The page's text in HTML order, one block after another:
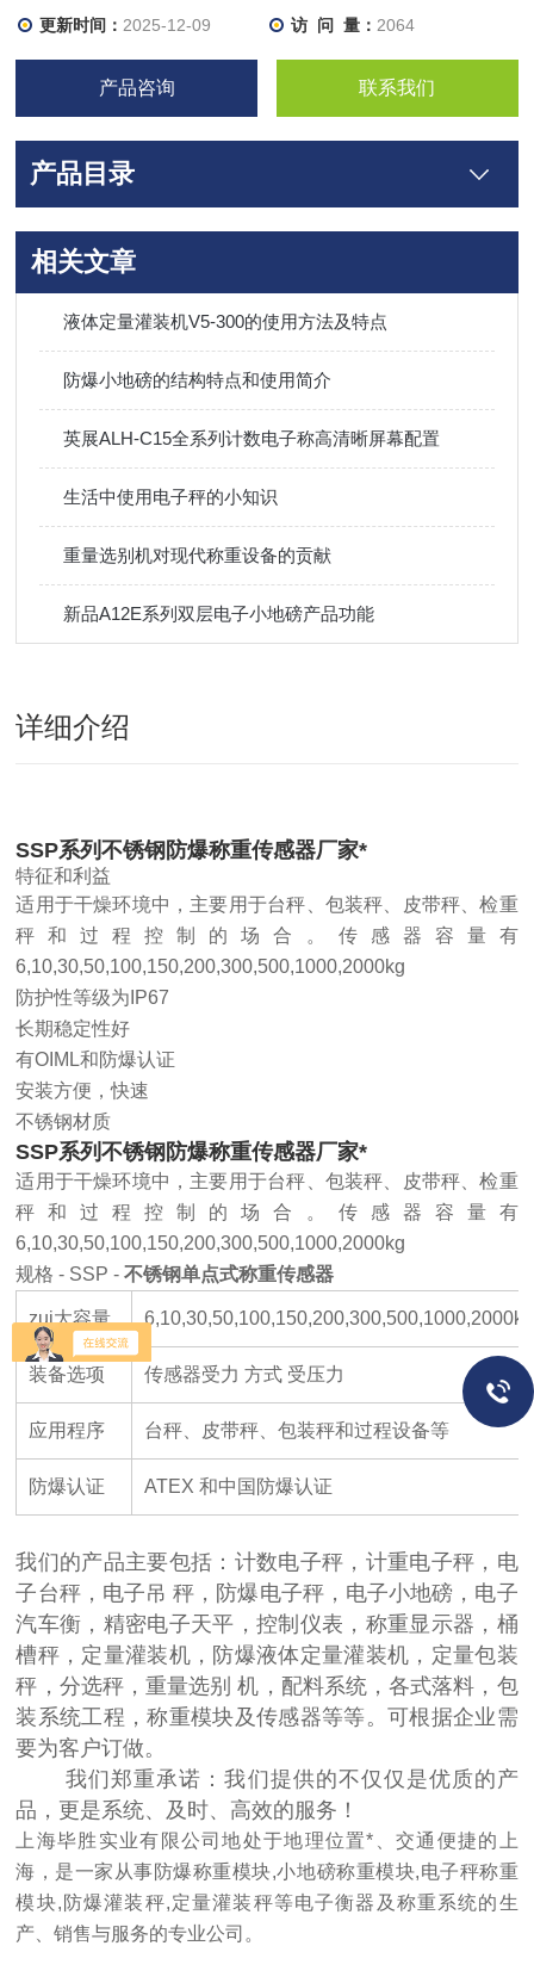
更新时间： 2025-12-09 访 问 量： 2064
产品咨询 联系我们
产品目录
相关文章
液体定量灌装机V5-300的使用方法及特点
防爆小地磅的结构特点和使用简介
英展ALH-C15全系列计数电子称高清晰屏幕配置
生活中使用电子秤的小知识
重量选别机对现代称重设备的贡献
新品A12E系列双层电子小地磅产品功能
详细介绍
SSP系列不锈钢防爆称重传感器厂家*
特征和利益
适用于干燥环境中，主要用于台秤、包装秤、皮带秤、检重
秤和过程控制的场合。传感器容量有
6,10,30,50,100,150,200,300,500,1000,2000kg
防护性等级为IP67
长期稳定性好
有OIML和防爆认证
安装方便，快速
不锈钢材质
SSP系列不锈钢防爆称重传感器厂家*
适用于干燥环境中，主要用于台秤、包装秤、皮带秤、检重
秤和过程控制的场合。传感器容量有
6,10,30,50,100,150,200,300,500,1000,2000kg
规格 - SSP -不锈钢单点式称重传感器
zui大容量 6,10,30,50,100,150,200,300,500,1000,2000kg
装备选项 传感器受力 方式 受压力
应用程序 台秤、皮带秤、包装秤和过程设备等
防爆认证 ATEX 和中国防爆认证
我们的产品主要包括：计数电子秤，计重电子秤，电
子台秤，电子吊 秤，防爆电子秤，电子小地磅，电子
汽车衡，精密电子天平，控制仪表，称重显示器，桶
槽秤，定量灌装机，防爆液体定量灌装机，定量包装
秤，分选秤，重量选别 机，配料系统，各式落料，包
装系统工程，称重模块及传感器等等。可根据企业需
要为客户订做。
我们郑重承诺：我们提供的不仅仅是优质的产
品，更是系统、及时、高效的服务！
上海毕胜实业有限公司地处于地理位置*、交通便捷的上
海，是一家从事防爆称重模块,小地磅称重模块,电子秤称重
模块,防爆灌装秤,定量灌装秤等电子衡器及称重系统的生
产、销售与服务的专业公司。